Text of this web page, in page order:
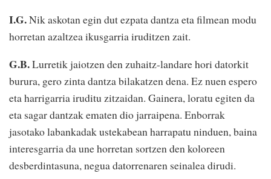
I.G.Nik askotan egin dut ezpata dantza eta filmean modu
horretan azaltzea ikusgarria iruditzen zait.
G.B.Lurretik jaiotzen den zuhaitz-landare hori datorkit
burura, gero zinta dantza bilakatzen dena. Ez nuen espero
eta harrigarria iruditu zitzaidan. Gainera, loratu egiten da
eta sagar dantzak ematen dio jarraipena. Enborrak
jasotako labankadak ustekabean harrapatu ninduen, baina
interesgarria da une horretan sortzen den koloreen
desberdintasuna, negua datorrenaren seinalea dirudi.